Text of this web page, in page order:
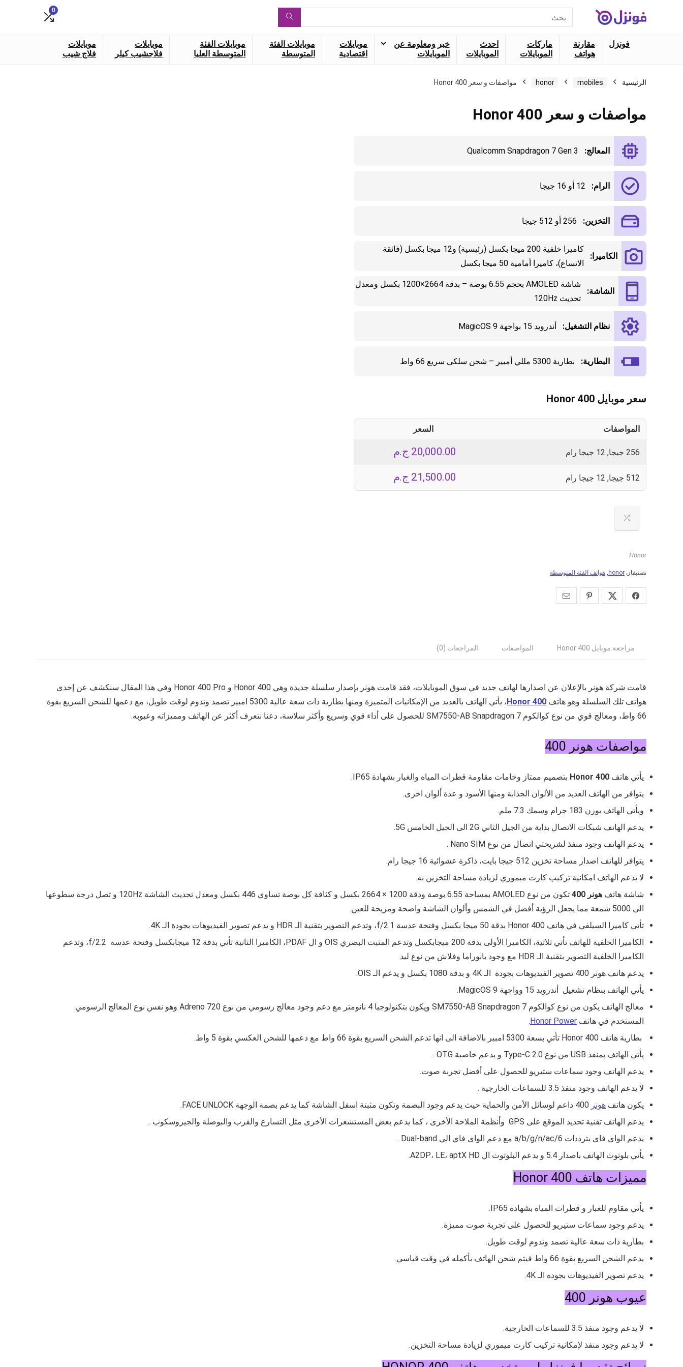
عن:
0
فونزل
مقارنة
هواتف
ماركات
الموبايلات
احدث
الموبايلات
خبر ومعلومة عن
الموبايلات
موبايلات
اقتصادية
موبايلات الفئة
المتوسطة
موبايلات الفئة
المتوسطة العليا
موبايلات
فلاجشيب كيلر
موبايلات
فلاج شيب
الرئيسية mobiles
honor مواصفات و سعر Honor 400
مواصفات و سعر Honor 400
المعالج: Qualcomm Snapdragon 7 Gen 3
الرام: 12 أو 16 جيجا
التخزين: 256 أو 512 جيجا
الكاميرا:
كاميرا خلفية 200 ميجا بكسل (رئيسية) و12 ميجا بكسل (فائقة
الاتساع)، كاميرا أمامية 50 ميجا بكسل
الشاشة:
شاشة AMOLED بحجم 6.55 بوصة – بدقة 2664×1200 بكسل ومعدل
تحديث 120Hz
نظام التشغيل: أندرويد 15 بواجهة MagicOS 9
البطارية: بطارية 5300 مللي أمبير – شحن سلكي سريع 66 واط
سعر موبايل Honor 400
المواصفات السعر
256 جيجا, 12 جيجا رام ج.م 20,000.00
512 جيجا, 12 جيجا رام ج.م 21,500.00
Honor
تصنيفان honor
, هواتف الفئة المتوسطة
مراجعة موبايل Honor 400 المواصفات المراجعات (0)
قامت شركة هونر بالإعلان عن اصدارها لهاتف جديد في سوق الموبايلات، فقد قامت هونر بإصدار سلسلة جديدة وهي Honor 400 و Honor 400 Pro وفي هذا المقال سنكشف عن إحدى
هواتف تلك السلسلة وهو هاتف Honor 400
، يأتي الهاتف بالعديد من الإمكانيات المتميزة ومنها بطارية ذات سعة عالية 5300 امبير تصمد وتدوم لوقت طويل، مع دعمها للشحن السريع بقوة
66 واط، ومعالج قوي من نوع كوالكوم
SM7550-AB Snapdragon 7 للحصول على أداء قوي وسريع وأكثر سلاسة، دعنا نتعرف أكثر عن الهاتف ومميزاته وعيوبه.
مواصفات هونر 400
يأتي هاتف Honor 400 بتصميم ممتاز وخامات مقاومة قطرات المياه والغبار بشهادة IP65
.
يتوافر من الهاتف العديد من الألوان الجذابة ومنها الأسود و عدة ألوان اخرى.
ويأتي الهاتف بوزن 183 جرام وسمك 7.3 ملم.
يدعم الهاتف شبكات الاتصال بداية من الجيل الثاني 2G الى الجيل الخامس 5G.
يدعم الهاتف وجود منفذ لشريحتي اتصال من نوع Nano SIM .
يتوافر للهاتف اصدار مساحة تخزين 512 جيجا بايت، ذاكرة عشوائية 16 جيجا رام.
لا يدعم الهاتف امكانية تركيب كارت ميموري لزيادة مساحة التخزين به.
شاشة هاتف هونر 400 تكون من نوع AMOLED بمساحة 6.55 بوصة ودقة 1200 × 2664 بكسل و كثافة كل بوصة تساوي 446
بكسل ومعدل تحديث الشاشة 120Hz و تصل درجة سطوعها
الى 5000 شمعة مما يجعل الرؤية أفضل في الشمس وألوان الشاشة واضحة ومريحة للعين.
تأتي كاميرا السيلفي في هاتف Honor 400 بدقة 50 ميجا بكسل وفتحة عدسة f/2.1، وتدعم التصوير بتقنية الـ HDR و يدعم تصوير الفيديوهات بجودة الـ 4K
.
الكاميرا الخلفية للهاتف تأتي ثلاثية، الكاميرا الأولى بدقة 200 ميجابكسل وتدعم المثبت البصري OIS و ال PDAF، الكاميرا الثانية تأتي بدقة 12 ميجابكسل وفتحة عدسة
f/2.2، وتدعم
الكاميرا الخلفية التصوير بتقنية الـ HDR مع وجود بانوراما وفلاش من نوع ليد.
يدعم هاتف هونر 400 تصوير الفيديوهات بجودة الـ 4K و بدقة 1080 بكسل و يدعم الـ OIS.
يأتي الهاتف بنظام تشغيل أندرويد 15 وواجهة
MagicOS 9
.
معالج الهاتف يكون من نوع كوالكوم SM7550-AB Snapdragon 7 ويكون بتكنولوجيا 4 نانومتر مع دعم وجود معالج رسومي من نوع
Adreno 720 وهو نفس نوع المعالج الرسومي
المستخدم في هاتف Honor Power
.
بطارية هاتف Honor 400 تأتي بسعة 5300 امبير بالاضافة الى انها تدعم الشحن السريع بقوة 66 واط مع دعمها للشحن العكسي بقوة 5 واط.
يأتي الهاتف بمنفذ USB من نوع
Type-C 2.0 و يدعم خاصية OTG .
يدعم الهاتف وجود سماعات ستيريو للحصول على أفضل تجربة صوت.
لا يدعم الهاتف وجود منفذ 3.5 للسماعات الخارجية .
يكون هاتف هونر
يدعم الهاتف تقنية تحديد الموقع على GPS وأنظمة الملاحة الأخرى ، كما يدعم بعض المستشعرات الأخرى مثل
التسارع والقرب والبوصلة والجيروسكوب .
يدعم الواي فاي بترددات a/b/g/n/ac/6 مع دعم الواي فاي الي Dual-band .
يأتي بلوتوث الهاتف باصدار 5.4 و يدعم البلوتوث ال
A2DP، LE، aptX HD.
مميزات هاتف Honor 400
يأتي مقاوم للغبار و قطرات المياه بشهادة IP65.
يدعم وجود سماعات ستيريو للحصول على تجربة صوت مميزة.
بطارية ذات سعة عالية تصمد وتدوم لوقت طويل.
يدعم الشحن السريع بقوة 66 واط فيتم شحن الهاتف بأكمله في وقت قياسي.
يدعم تصوير الفيديوهات بجودة الـ 4K.
عيوب هونر 400
لا يدعم وجود منفذ 3.5 للسماعات الخارجية.
لا يدعم وجود منفذ لإمكانية تركيب كارت ميموري لزيادة مساحة التخزين.